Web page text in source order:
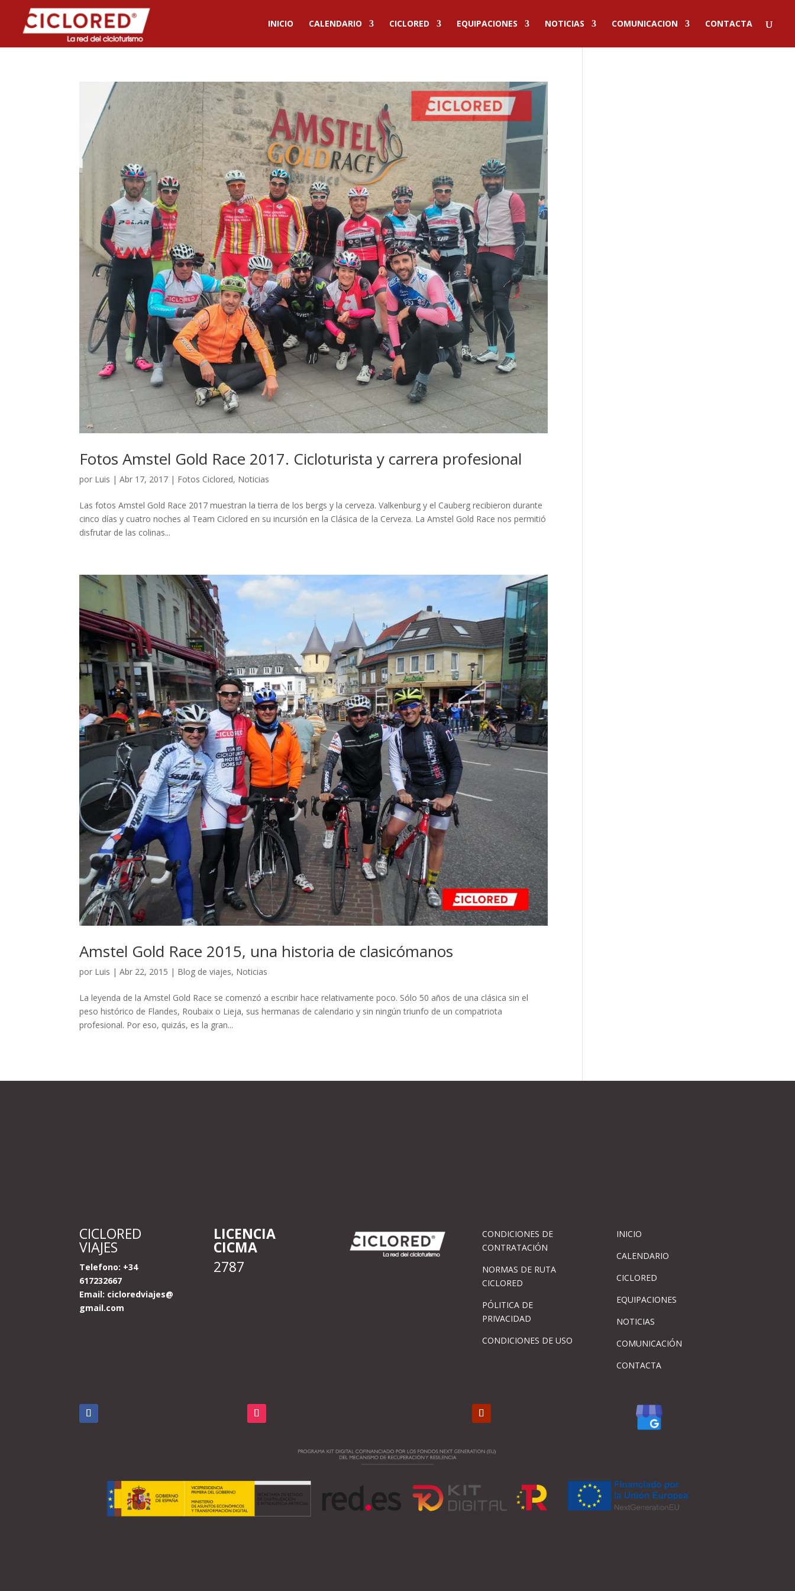
INICIO CALENDARIO CICLORED EQUIPACIONES NOTICIAS COMUNICACION CONTACTA
Fotos Amstel Gold Race 2017. Cicloturista y carrera profesional
por Luis |Abr 17, 2017 | Fotos Ciclored, Noticias
Las fotos Amstel Gold Race 2017 muestran la tierra de los bergs y la cerveza. Valkenburg y el Cauberg recibieron durante
cinco días y cuatro noches al Team Ciclored en su incursión en la Clásica de la Cerveza. La Amstel Gold Race nos permitió
disfrutar de las colinas...
Amstel Gold Race 2015, una historia de clasicómanos
por Luis |Abr 22, 2015 | Blog de viajes, Noticias
La leyenda de la Amstel Gold Race se comenzó a escribir hace relativamente poco. Sólo 50 años de una clásica sin el
peso histórico de Flandes, Roubaix o Lieja, sus hermanas de calendario y sin ningún triunfo de un compatriota
profesional. Por eso, quizás, es la gran...
CICLORED
VIAJES
Telefono: +34
617232667
Email: cicloredviajes@
gmail.com
LICENCIA
CICMA
2787
CONDICIONES DE
CONTRATACIÓN
NORMAS DE RUTA
CICLORED
PÓLITICA DE
PRIVACIDAD
CONDICIONES DE USO
INICIO
CALENDARIO
CICLORED
EQUIPACIONES
NOTICIAS
COMUNICACIÓN
CONTACTA